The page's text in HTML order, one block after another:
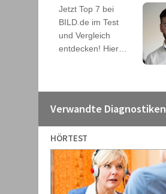
Verwandte Diagnostiken
HÖRTEST